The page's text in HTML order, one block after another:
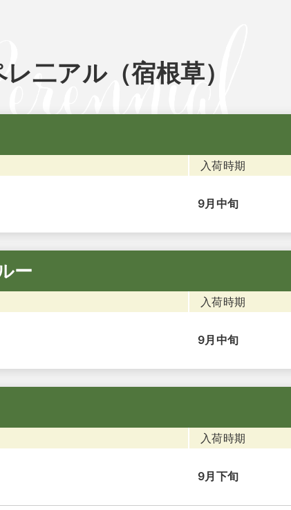
レ二アル（宿根草）
入荷時期
9月中旬
ー
入荷時期
9月中旬
入荷時期
9月下旬